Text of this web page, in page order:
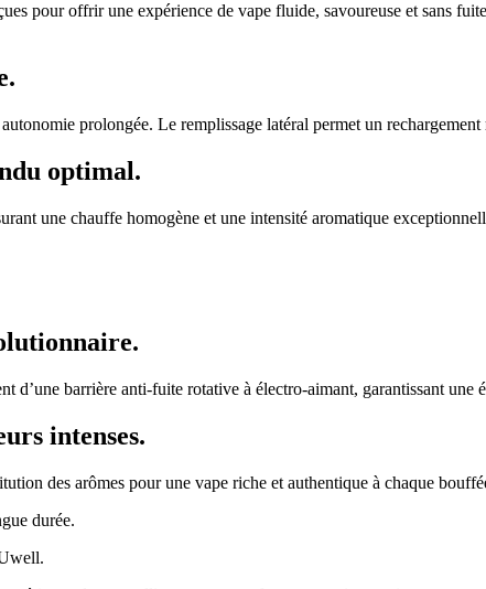
pour offrir une expérience de vape fluide, savoureuse et sans
prolongée. Le remplissage latéral permet un
optimal.
une chauffe homogène et une intensité aromatique
barrière anti-fuite rotative à électro-aimant, garantissant une
intenses.
des arômes pour une vape riche et authentique à chaque
durée.